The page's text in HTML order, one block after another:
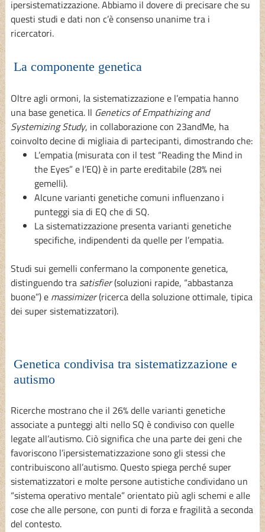
ipersistematizzazione. Abbiamo il dovere di precisare che su
questi studi e dati non c’è consenso unanime tra i
ricercatori.
La componente genetica
Oltre agli ormoni, la sistematizzazione e l’empatia hanno
una base genetica. Il Genetics of Empathizing and
Systemizing Study, in collaborazione con 23andMe, ha
coinvolto decine di migliaia di partecipanti, dimostrando che:
L’empatia (misurata con il test “Reading the Mind in
the Eyes” e l’EQ) è in parte ereditabile (28% nei
gemelli).
Alcune varianti genetiche comuni influenzano i
punteggi sia di EQ che di SQ.
La sistematizzazione presenta varianti genetiche
specifiche, indipendenti da quelle per l’empatia.
Studi sui gemelli confermano la componente genetica,
distinguendo tra satisfier(soluzioni rapide, “abbastanza
buone”) e massimizer(ricerca della soluzione ottimale, tipica
dei super sistematizzatori).
Genetica condivisa tra sistematizzazione e
autismo
Ricerche mostrano che il 26% delle varianti genetiche
associate a punteggi alti nello SQ è condiviso con quelle
legate all’autismo. Ciò significa che una parte dei geni che
favoriscono l’ipersistematizzazione sono gli stessi che
contribuiscono all’autismo. Questo spiega perché super
sistematizzatori e molte persone autistiche condividano un
“sistema operativo mentale” orientato più agli schemi e alle
cose che alle persone, con punti di forza e fragilità a seconda
del contesto.